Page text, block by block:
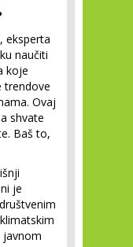
eksperta
naučiti
koje
trendove
Ovaj
shvate
Baš to,
je
javnom